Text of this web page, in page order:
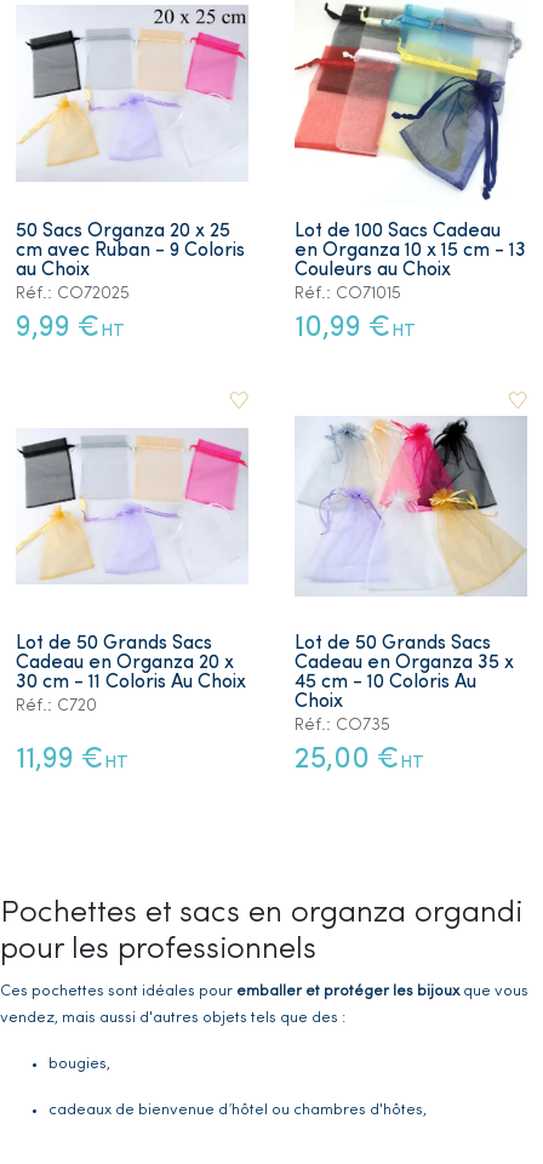
50 Sacs Organza 20 x 25
cm avec Ruban - 9 Coloris
au Choix
Réf.: CO72025
9,99 € HT
Lot de 100 Sacs Cadeau
en Organza 10 x 15 cm - 13
Couleurs au Choix
Réf.: CO71015
10,99 € HT
Lot de 50 Grands Sacs
Cadeau en Organza 20 x
30 cm - 11 Coloris Au Choix
Réf.: C720
11,99 € HT
Lot de 50 Grands Sacs
Cadeau en Organza 35 x
45 cm - 10 Coloris Au
Choix
Réf.: CO735
25,00 € HT
Pochettes et sacs en organza organdi
pour les professionnels
Ces pochettes sont idéales pour emballer et protéger les bijouxque vous
vendez, mais aussi d'autres objets tels que des :
bougies,
cadeaux de bienvenue d’hôtel ou chambres d'hôtes,